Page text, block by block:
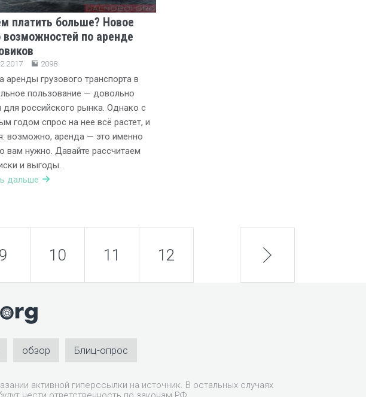
платить больше? Новое
возможностей по аренде
2098
аренды грузового транспорта в
пользование — довольно
для российского рынка. Однако с
годом спрос на нее всё растет, и
возможно, аренда — это именно
вам нужно. Давайте рассчитаем
и выгоды.
дальше
9 10 11 12 next
обзор Блиц-опрос
активной гиперссылки на источник. В остальных случаях